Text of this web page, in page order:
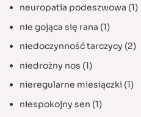
neuropatia podeszwowa (1)
nie gojąca się rana (1)
niedoczynność tarczycy (2)
niedrożny nos (1)
nieregularne miesiączki (1)
niespokojny sen (1)